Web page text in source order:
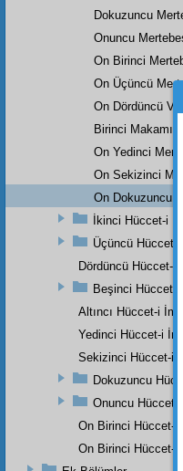
Dokuzuncu
Onuncu
On Birinci
On Üçüncü
On Dördüncü Ve
Birinci Makamın
On Yedinci
On Sekizinci
On Dokuzuncu
İkinci Hüccet-i
Üçüncü Hüccet-i
Dördüncü Hüccet-i
Beşinci Hüccet-i
Altıncı Hüccet-i
Yedinci Hüccet-i
Sekizinci Hüccet-i
Dokuzuncu
Onuncu Hüccet-i
On Birinci Hüccet-i
On Birinci Hüccet-i